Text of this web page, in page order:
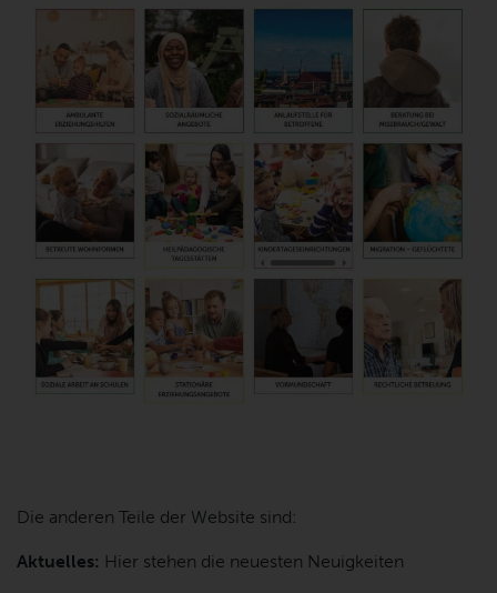
Die anderen Teile der Website sind:
Aktuelles: Hier stehen die neuesten Neuigkeiten